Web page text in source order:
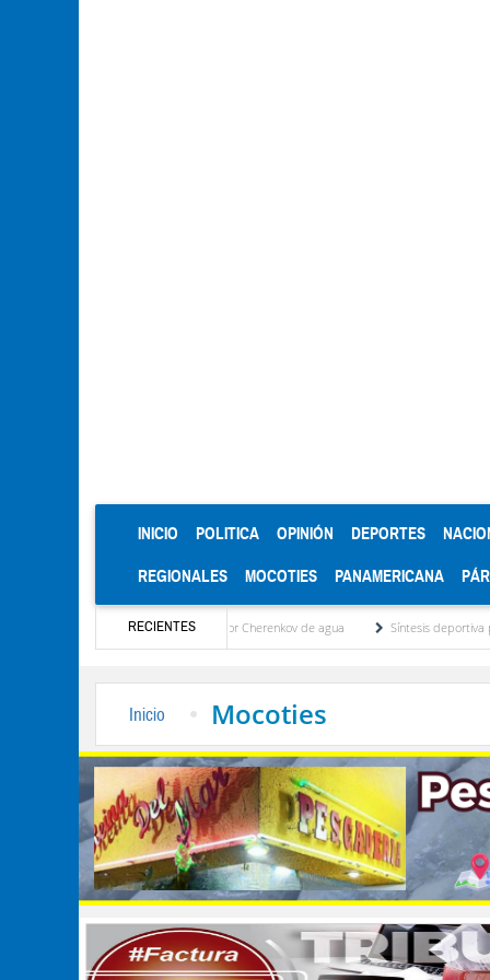
INICIO (CURRENT)
POLITICA OPINIÓN DEPORTES
REGIONALES MOCOTIES PANAMERICANA
RECIENTES
del detector Cherenkov de agua Síntesis deportiva por Avelino Avancin
Inicio Mocoties